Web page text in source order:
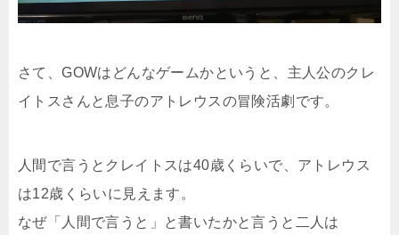
さて、GOWはどんなゲームかというと、主人公のクレ
イトスさんと息子のアトレウスの冒険活劇です。
人間で言うとクレイトスは40歳くらいで、アトレウス
は12歳くらいに見えます。
なぜ「人間で言うと」と書いたかと言うと二人は